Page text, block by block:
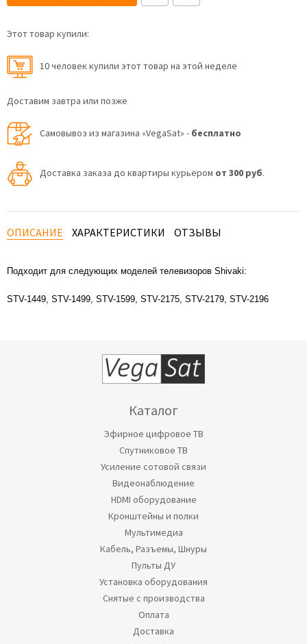
Этот товар купили:
10 человек купили этот товар на этой неделе
Доставим завтра или позже
Самовывоз из магазина «VegaSat» - бесплатно
Доставка заказа до квартиры курьером от 300 руб.
ОПИСАНИЕ ХАРАКТЕРИСТИКИ ОТЗЫВЫ
Подходит для следующих моделей телевизоров Shivaki:
STV-1449, STV-1499, STV-1599, STV-2175, STV-2179, STV-2196
Каталог
Эфирное цифровое ТВ
Спутниковое ТВ
Усиление сотовой связи
Видеонаблюдение
HDMI оборудование
Кронштейны и полки
Мультимедиа
Кабель, Разъемы, Шнуры
Пульты ДУ
Установка оборудования
Снятые с производства
Оплата
Доставка